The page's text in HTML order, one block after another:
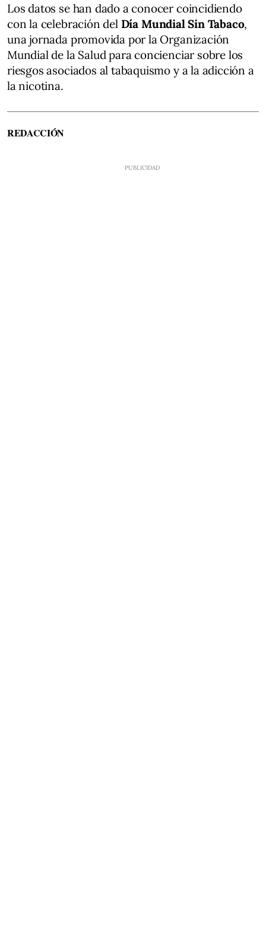
Los datos se han dado a conocer coincidiendo
con la celebración del Día Mundial Sin Tabaco,
una jornada promovida por la Organización
Mundial de la Salud para concienciar sobre los
riesgos asociados al tabaquismo y a la adicción a
la nicotina.
REDACCIÓN